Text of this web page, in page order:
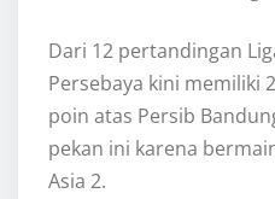
Dari 12 pertandingan
Persebaya kini memiliki
poin atas Persib
pekan ini karena
Asia 2.